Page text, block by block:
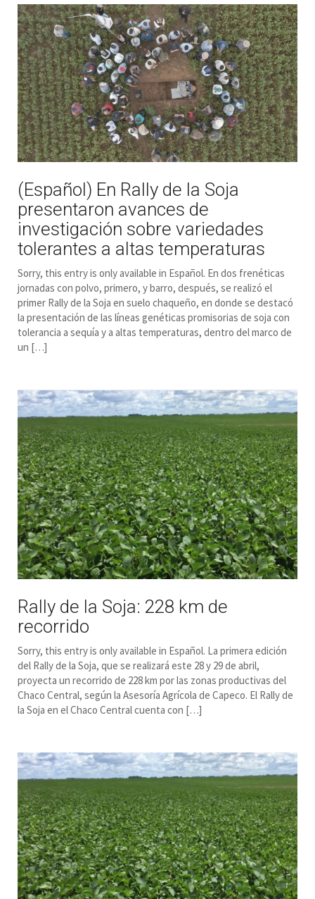
(Español) En Rally de la Soja
presentaron avances de
investigación sobre variedades
tolerantes a altas temperaturas
Sorry, this entry is only available in Español. En dos frenéticas
jornadas con polvo, primero, y barro, después, se realizó el
primer Rally de la Soja en suelo chaqueño, en donde se destacó
la presentación de las líneas genéticas promisorias de soja con
tolerancia a sequía y a altas temperaturas, dentro del marco de
un […]
Rally de la Soja: 228 km de
recorrido
Sorry, this entry is only available in Español. La primera edición
del Rally de la Soja, que se realizará este 28 y 29 de abril,
proyecta un recorrido de 228 km por las zonas productivas del
Chaco Central, según la Asesoría Agrícola de Capeco. El Rally de
la Soja en el Chaco Central cuenta con […]